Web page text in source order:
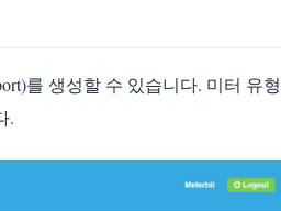
를 생성할 수 있습니다. 미터 유
.